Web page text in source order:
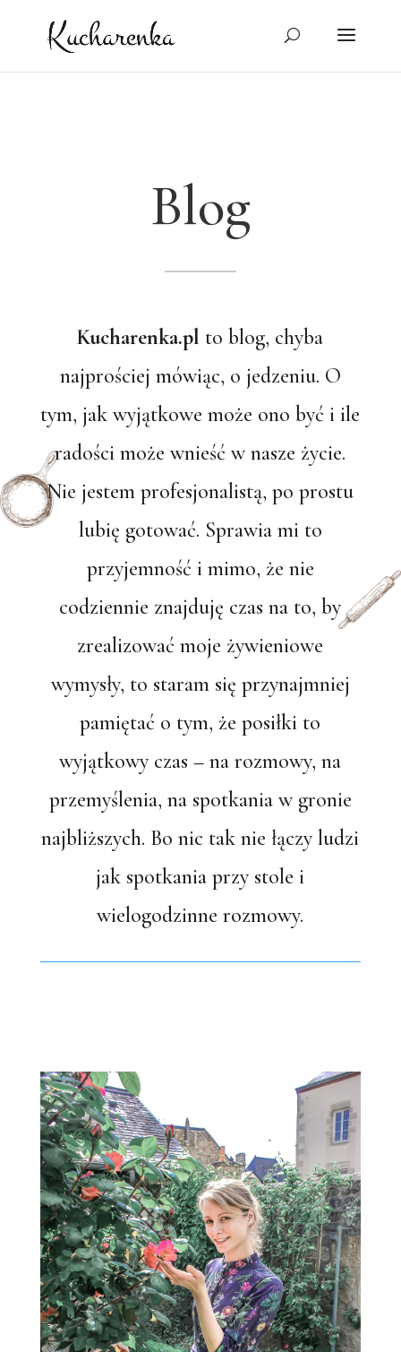
Blog
Kucharenka.pl to blog, chyba
najprościej mówiąc, o jedzeniu. O
tym, jak wyjątkowe może ono być i ile
radości może wnieść w nasze życie.
Nie jestem profesjonalistą, po prostu
lubię gotować. Sprawia mi to
przyjemność i mimo, że nie
codziennie znajduję czas na to, by
zrealizować moje żywieniowe
wymysły, to staram się przynajmniej
pamiętać o tym, że posiłki to
wyjątkowy czas – na rozmowy, na
przemyślenia, na spotkania w gronie
najbliższych. Bo nic tak nie łączy ludzi
jak spotkania przy stole i
wielogodzinne rozmowy.